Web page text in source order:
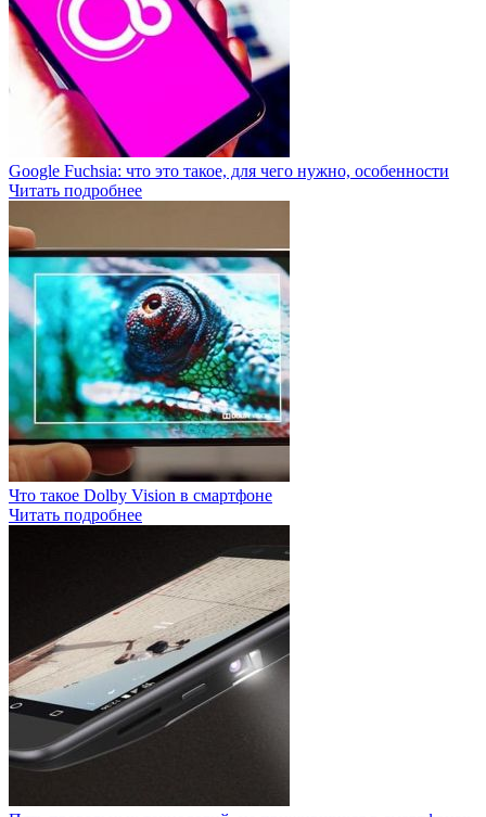
Google Fuchsia: что это такое, для чего нужно, особенности
Читать подробнее
Что такое Dolby Vision в смартфоне
Читать подробнее